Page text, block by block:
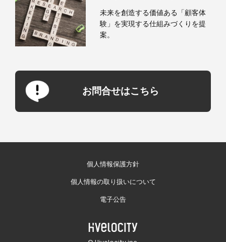
未来を創造する価値ある「顧客体
験」を実現する仕組みづくりを提
案。
お問合せはこちら
個人情報保護方針
個人情報の取り扱いについて
電子公告